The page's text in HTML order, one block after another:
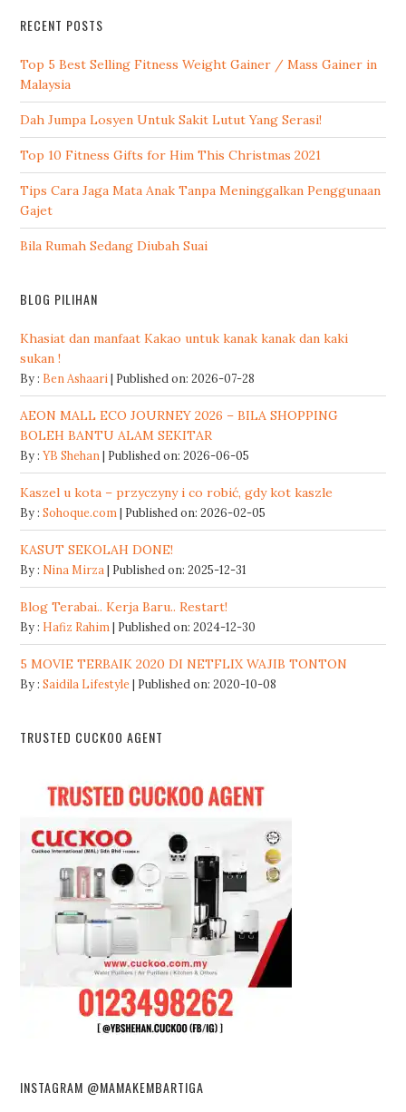
RECENT POSTS
Top 5 Best Selling Fitness Weight Gainer / Mass Gainer in
Malaysia
Dah Jumpa Losyen Untuk Sakit Lutut Yang Serasi!
Top 10 Fitness Gifts for Him This Christmas 2021
Tips Cara Jaga Mata Anak Tanpa Meninggalkan Penggunaan
Gajet
Bila Rumah Sedang Diubah Suai
BLOG PILIHAN
Khasiat dan manfaat Kakao untuk kanak kanak dan kaki
sukan !
By : Ben Ashaari Published on: 2026-07-28
AEON MALL ECO JOURNEY 2026 – BILA SHOPPING
BOLEH BANTU ALAM SEKITAR
By :YB Shehan Published on: 2026-06-05
Kaszel u kota – przyczyny i co robić, gdy kot kaszle
By :Sohoque.com Published on: 2026-02-05
KASUT SEKOLAH DONE!
By : Nina Mirza Published on: 2025-12-31
Blog Terabai.. Kerja Baru.. Restart!
By : Hafiz Rahim Published on: 2024-12-30
5 MOVIE TERBAIK 2020 DI NETFLIX WAJIB TONTON
By :Saidila Lifestyle Published on: 2020-10-08
TRUSTED CUCKOO AGENT
INSTAGRAM @MAMAKEMBARTIGA